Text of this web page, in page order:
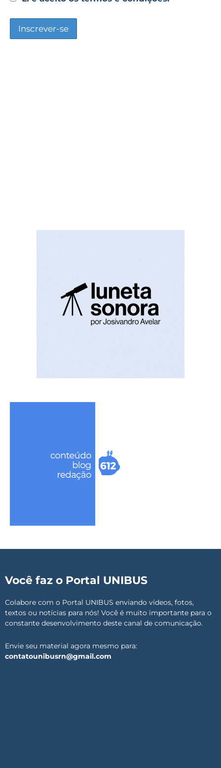
Você faz o Portal UNIBUS
Colabore com o Portal UNIBUS enviando vídeos, fotos,
textos ou notícias para nós! Você é muito importante para o
constante desenvolvimento deste canal de comunicação.
Envie seu material agora mesmo para:
contatounibusrn@gmail.com